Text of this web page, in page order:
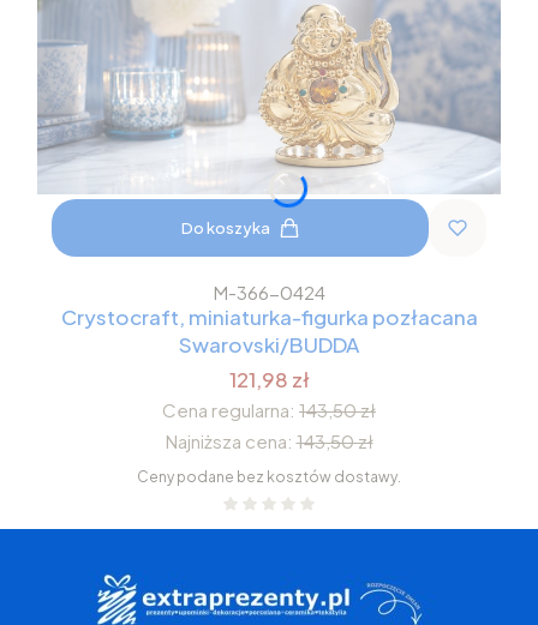
Do koszyka
M-366-0424
Crystocraft, miniaturka-figurka pozłacana
Swarovski/BUDDA
121,98 zł
Cena regularna: 143,50 zł
Najniższa cena: 143,50 zł
Ceny podane bez kosztów dostawy.